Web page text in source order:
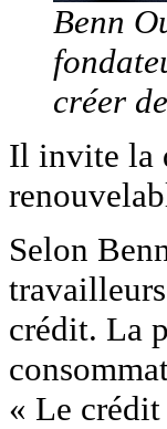
Benn
créer
Il invite la
Selon
crédit. La
« Le